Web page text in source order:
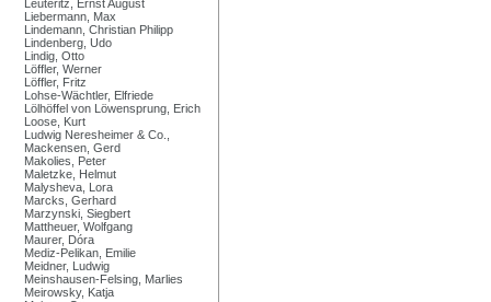
Leuteritz, Ernst August
Liebermann, Max
Lindemann, Christian Philipp
Lindenberg, Udo
Lindig, Otto
Löffler, Werner
Löffler, Fritz
Lohse-Wächtler, Elfriede
Lölhöffel von Löwensprung, Erich
Loose, Kurt
Ludwig Neresheimer & Co.,
Mackensen, Gerd
Makolies, Peter
Maletzke, Helmut
Malysheva, Lora
Marcks, Gerhard
Marzynski, Siegbert
Mattheuer, Wolfgang
Maurer, Dóra
Mediz-Pelikan, Emilie
Meidner, Ludwig
Meinshausen-Felsing, Marlies
Meirowsky, Katja